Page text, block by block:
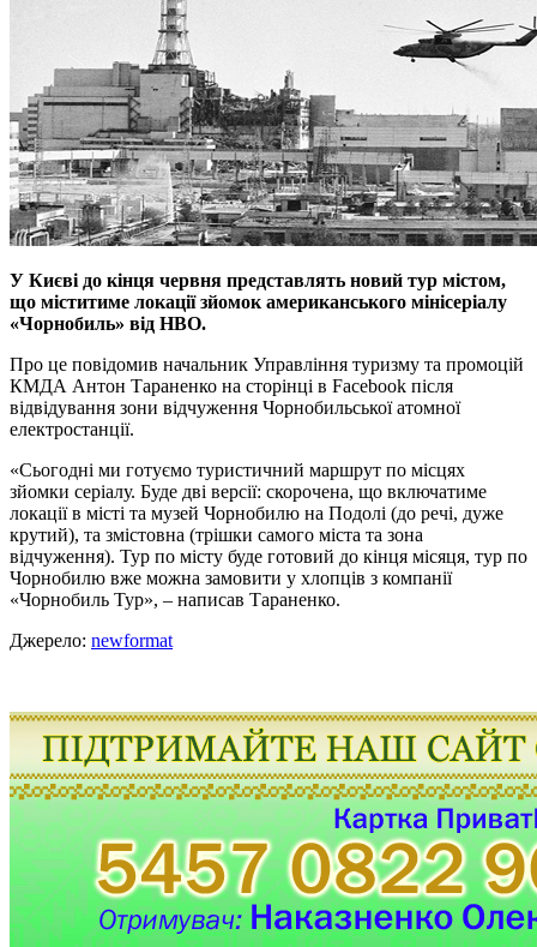
У Києві до кінця червня представлять новий тур містом,
що міститиме локації зйомок американського мінісеріалу
«Чорнобиль» від НВО.
Про це повідомив начальник Управління туризму та промоцій
КМДА Антон Тараненко на сторінці в Facebook після
відвідування зони відчуження Чорнобильської атомної
електростанції.
«Сьогодні ми готуємо туристичний маршрут по місцях
зйомки серіалу. Буде дві версії: скорочена, що включатиме
локації в місті та музей Чорнобилю на Подолі (до речі, дуже
крутий), та змістовна (трішки самого міста та зона
відчуження). Тур по місту буде готовий до кінця місяця, тур по
Чорнобилю вже можна замовити у хлопців з компанії
«Чорнобиль Тур», – написав Тараненко.
Джерело: newformat